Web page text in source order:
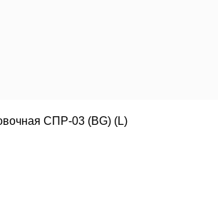
СПР-03 (BG) (L)